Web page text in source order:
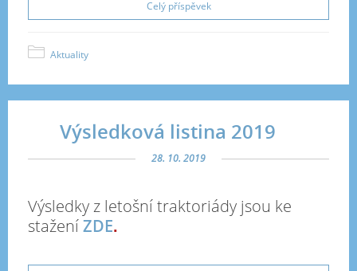
Celý příspěvek
Aktuality
Výsledková listina 2019
28. 10. 2019
Výsledky z letošní traktoriády jsou ke
staženíZDE.